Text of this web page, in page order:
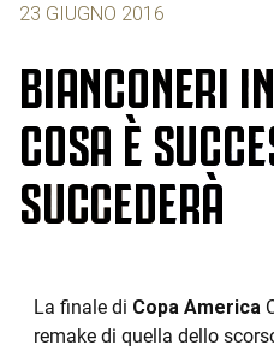
23 GIUGNO 2016
BIANCONERI
COSA È
SUCCEDERÀ
La finale di Copa America
remake di quella dello